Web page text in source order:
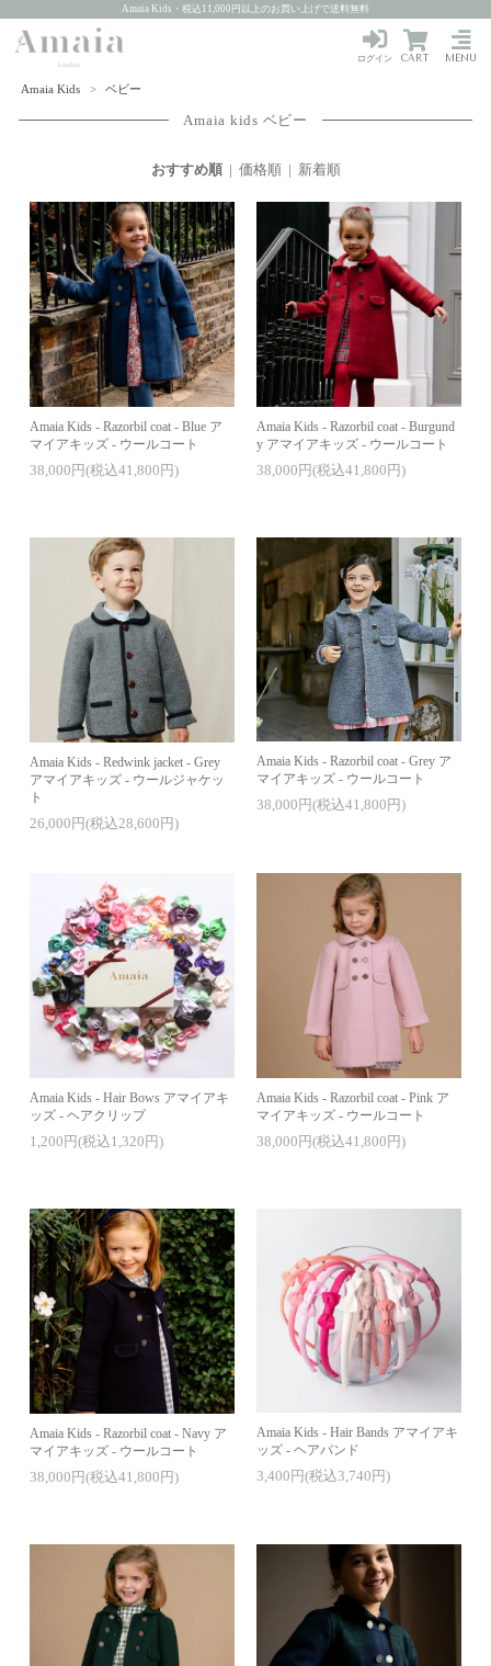
Amaia Kids・税込11,000円以上のお買い上げで送料無料
MENU
ログイン CART
Amaia Kids > ベビー
Amaia kids ベビー
おすすめ順| 価格順| 新着順
Amaia Kids - Razorbil coat - Blue ア
マイアキッズ - ウールコート
38,000円(税込41,800円)
Amaia Kids - Razorbil coat - Burgund
y アマイアキッズ - ウールコート
38,000円(税込41,800円)
Amaia Kids - Redwink jacket - Grey
アマイアキッズ - ウールジャケッ
ト
26,000円(税込28,600円)
Amaia Kids - Razorbil coat - Grey ア
マイアキッズ - ウールコート
38,000円(税込41,800円)
Amaia Kids - Hair Bows アマイアキ
ッズ - ヘアクリップ
1,200円(税込1,320円)
Amaia Kids - Razorbil coat - Pink ア
マイアキッズ - ウールコート
38,000円(税込41,800円)
Amaia Kids - Razorbil coat - Navy ア
マイアキッズ - ウールコート
38,000円(税込41,800円)
Amaia Kids - Hair Bands アマイアキ
ッズ - ヘアバンド
3,400円(税込3,740円)